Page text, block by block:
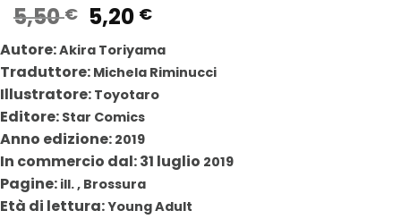
5,50€ Il
prezzo
originale
era:
5,50 €.
5,20 €Il
attuale
è:
5,20 €.
Autore:Akira Toriyama
Traduttore: Michela Riminucci
Illustratore: Toyotaro
Editore: Star Comics
Anno edizione: 2019
In commercio dal: 31 luglio 2019
Pagine: ill. , Brossura
Età di lettura:Young Adult